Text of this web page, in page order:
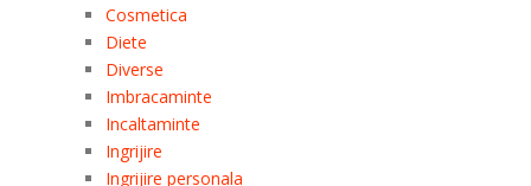
Cosmetica
Diete
Diverse
Imbracaminte
Incaltaminte
Ingrijire
Ingrijire personala